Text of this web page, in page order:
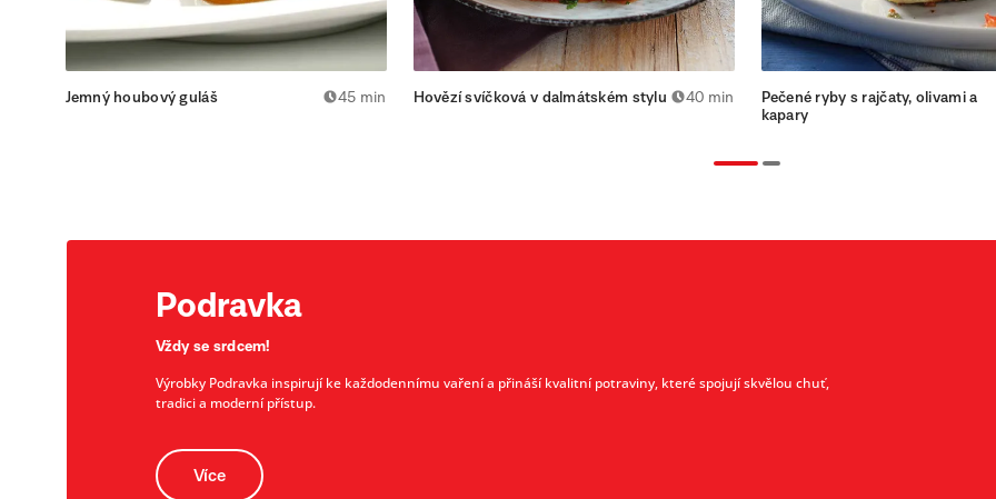
Jemný houbový guláš 45 min Hovězí svíčková v dalmátském stylu 40 min
Pečené ryby s rajčaty, olivami a
kapary
Podravka
Vždy se srdcem!
Výrobky Podravka inspirují ke každodennímu vaření a přináší kvalitní potraviny, které spojují skvělou chuť,
tradici a moderní přístup.
Více